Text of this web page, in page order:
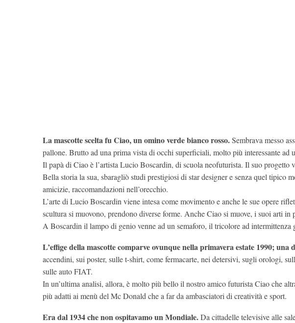
La mascotte scelta fu Ciao, un omino verde bianco rosso.Sembrava messo
pallone. Brutto ad una prima vista di occhi superficiali, molto più interessante ad
Il papà di Ciao è l’artista Lucio Boscardin, di scuola neofuturista. Il suo progetto
Bella storia la sua, sbaragliò studi prestigiosi di star designer e senza quel tipico
amicizie, raccomandazioni nell’orecchio.
L’arte di Lucio Boscardin viene intesa come movimento e anche le sue opere
scultura si muovono, prendono diverse forme. Anche Ciao si muove, i suoi arti
A Boscardin il lampo di genio venne ad un semaforo, il tricolore ad intermittenza
L’effige della mascotte comparve ovunque nella primavera estate 1990;
accendini, sui poster, sulle t-shirt, come fermacarte, nei detersivi, sugli orologi,
sulle auto FIAT.
In un’ultima analisi, allora, è molto più bello il nostro amico futurista Ciao che
più adatti ai menù del Mc Donald che a far da ambasciatori di creatività e sport.
Era dal 1934 che non ospitavamo un Mondiale.Da cittadelle televisive alle